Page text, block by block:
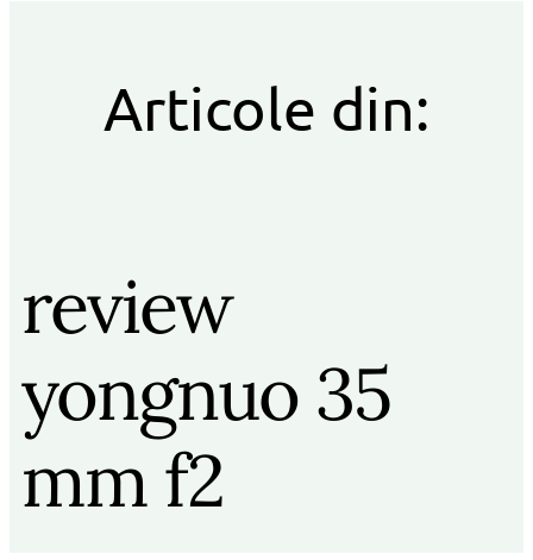
Articole din:
review
yongnuo 35
mm f2